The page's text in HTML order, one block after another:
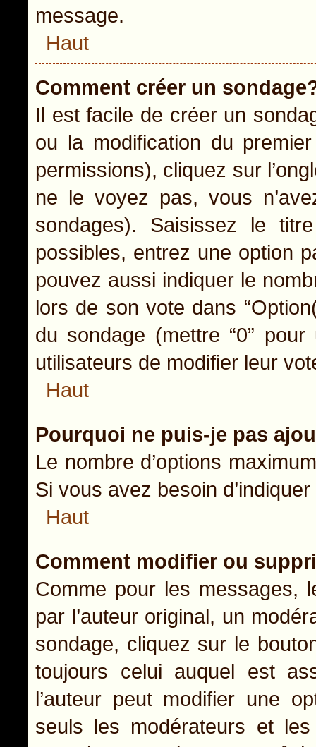
message.
Haut
Comment créer un
Il est facile de créer un
ou la modification du
permissions), cliquez sur
ne le voyez pas, vous
sondages). Saisissez le
possibles, entrez une option
pouvez aussi indiquer le
lors de son vote dans
du sondage (mettre “0”
utilisateurs de modifier leur
Haut
Pourquoi ne puis-je pas
Le nombre d’options
Si vous avez besoin
Haut
Comment modifier ou
Comme pour les messages,
par l’auteur original, un
sondage, cliquez sur le
toujours celui auquel est
l’auteur peut modifier une
seuls les modérateurs et